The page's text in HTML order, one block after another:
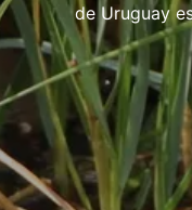
de Uruguay